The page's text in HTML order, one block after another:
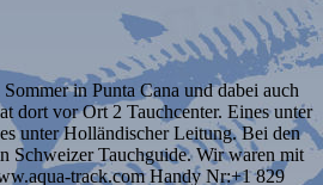
in Punta Cana und dabei auch
dort vor Ort 2 Tauchcenter. Eines unter
unter Holländischer Leitung. Bei den
Schweizer Tauchguide. Wir waren mit
track.comHandy Nr:+1 829